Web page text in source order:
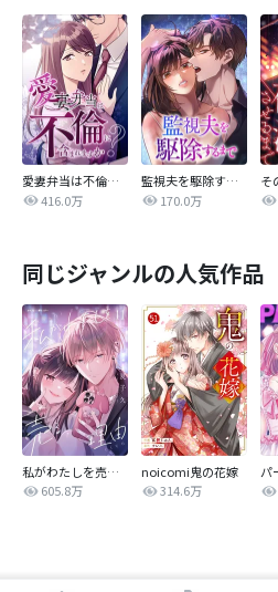
愛妻弁当は不倫に含まれますか？
416.0万
監視夫を駆除するまで
170.0万
同じジャンルの人気作品
私がわたしを売る理由
605.8万
noicomi鬼の花嫁
314.6万